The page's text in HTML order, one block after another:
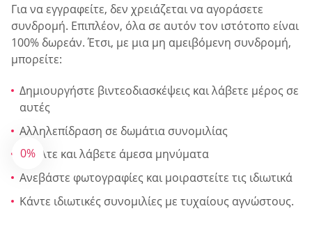
0%
Για να εγγραφείτε, δεν χρειάζεται να αγοράσετε
συνδρομή. Επιπλέον, όλα σε αυτόν τον ιστότοπο είναι
100% δωρεάν. Έτσι, με μια μη αμειβόμενη συνδρομή,
μπορείτε:
Δημιουργήστε βιντεοδιασκέψεις και λάβετε μέρος σε
αυτές
Αλληλεπίδραση σε δωμάτια συνομιλίας
Στείλτε και λάβετε άμεσα μηνύματα
Ανεβάστε φωτογραφίες και μοιραστείτε τις ιδιωτικά
Κάντε ιδιωτικές συνομιλίες με τυχαίους αγνώστους.